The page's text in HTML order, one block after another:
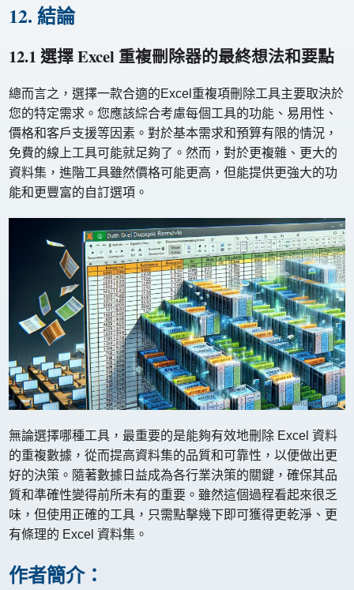
12. 結論
12.1 選擇 Excel 重複刪除器的最終想法和要點
總而言之，選擇一款合適的Excel重複項刪除工具主要取決於
您的特定需求。您應該綜合考慮每個工具的功能、易用性、
價格和客戶支援等因素。對於基本需求和預算有限的情況，
免費的線上工具可能就足夠了。然而，對於更複雜、更大的
資料集，進階工具雖然價格可能更高，但能提供更強大的功
能和更豐富的自訂選項。
無論選擇哪種工具，最重要的是能夠有效地刪除 Excel 資料
的重複數據，從而提高資料集的品質和可靠性，以便做出更
好的決策。隨著數據日益成為各行業決策的關鍵，確保其品
質和準確性變得前所未有的重要。雖然這個過程看起來很乏
味，但使用正確的工具，只需點擊幾下即可獲得更乾淨、更
有條理的 Excel 資料集。
作者簡介：